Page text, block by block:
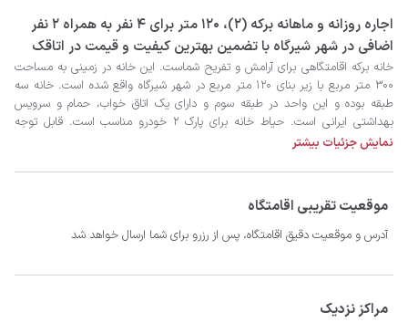
‫‫اجاره روزانه و ماهانه برکه (۲)، 120 متر برای 4 نفر به همراه 2 نفر
اضافی در شهر شیرگاه با تضمین بهترین کیفیت و قیمت در اتاقک
نمایش جزئیات بیشتر
موقعیت تقریبی اقامتگاه
آدرس و موقعیت دقیق اقامتگاه، پس از رزرو برای شما ارسال خواهد شد
مراکز نزدیک